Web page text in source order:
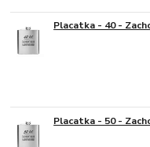
Placatka - 40 -
Placatka - 50 -